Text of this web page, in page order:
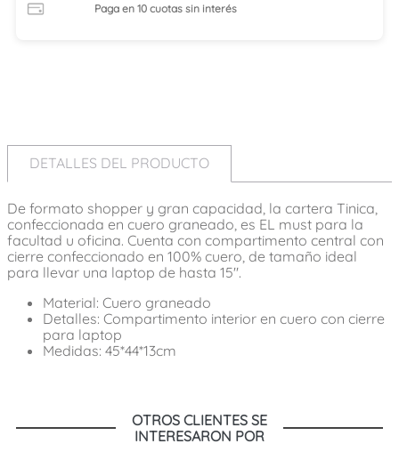
Paga en 10 cuotassin interés
DETALLES DEL PRODUCTO
De formato shopper y gran capacidad, la cartera Tinica,
confeccionada en cuero graneado, es EL must para la
facultad u oficina. Cuenta con compartimento central con
cierre confeccionado en 100% cuero, de tamaño ideal
para llevar una laptop de hasta 15".
Material: Cuero graneado
Detalles: Compartimento interior en cuero con cierre
para laptop
Medidas: 45*44*13cm
OTROS CLIENTES SE
INTERESARON POR